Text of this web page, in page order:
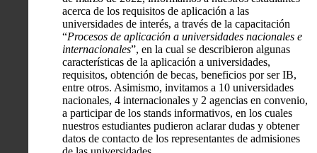
acerca de los requisitos de aplicación a las
universidades de interés, a través de la capacitación
“Procesos de aplicación a universidades nacionales e
internacionales”, en la cual se describieron algunas
características de la aplicación a universidades,
requisitos, obtención de becas, beneficios por ser IB,
entre otros. Asimismo, invitamos a 10 universidades
nacionales, 4 internacionales y 2 agencias en convenio,
a participar de los stands informativos, en los cuales
nuestros estudiantes pudieron aclarar dudas y obtener
datos de contacto de los representantes de admisiones